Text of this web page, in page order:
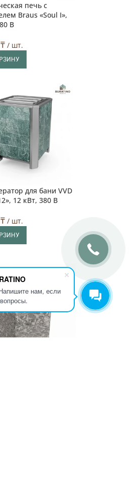
нам, если
печь с
Braus «Soul I»,
В
₸/ шт.
для бани VVD
12 кВт, 380 В
₸/ шт.